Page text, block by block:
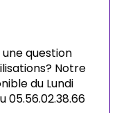
une question
Notre
du Lundi
05.56.02.38.66